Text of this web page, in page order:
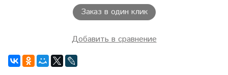
Заказ в один клик
Добавить в сравнение